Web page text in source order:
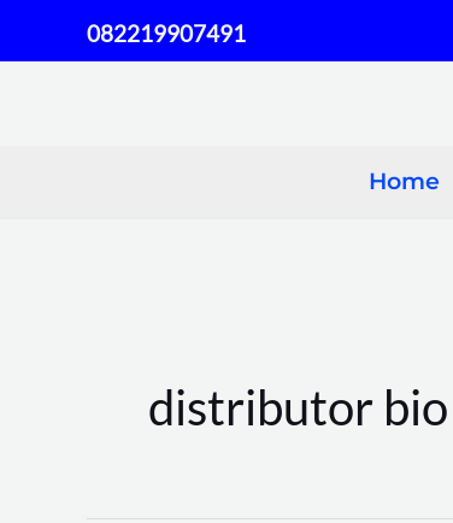
to
082219907491
Home
distributor